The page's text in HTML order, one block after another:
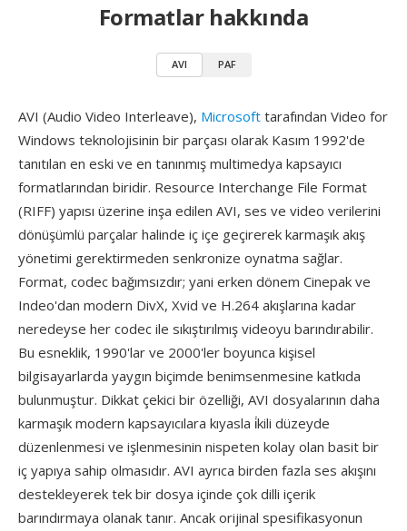
Formatlar hakkında
AVI PAF
AVI (Audio Video Interleave), Microsoft tarafından Video for
Windows teknolojisinin bir parçası olarak Kasım 1992'de
tanıtılan en eski ve en tanınmış multimedya kapsayıcı
formatlarından biridir. Resource Interchange File Format
(RIFF) yapısı üzerine inşa edilen AVI, ses ve video verilerini
dönüşümlü parçalar halinde iç içe geçirerek karmaşık akış
yönetimi gerektirmeden senkronize oynatma sağlar.
Format, codec bağımsızdır; yani erken dönem Cinepak ve
Indeo'dan modern DivX, Xvid ve H.264 akışlarına kadar
neredeyse her codec ile sıkıştırılmış videoyu barındırabilir.
Bu esneklik, 1990'lar ve 2000'ler boyunca kişisel
bilgisayarlarda yaygın biçimde benimsenmesine katkıda
bulunmuştur. Dikkat çekici bir özelliği, AVI dosyalarının daha
karmaşık modern kapsayıcılara kıyasla i̇kili düzeyde
düzenlenmesi ve işlenmesinin nispeten kolay olan basit bir
iç yapıya sahip olmasıdır. AVI ayrıca birden fazla ses akışını
destekleyerek tek bir dosya içinde çok dilli içerik
barındırmaya olanak tanır. Ancak orijinal spesifikasyonun